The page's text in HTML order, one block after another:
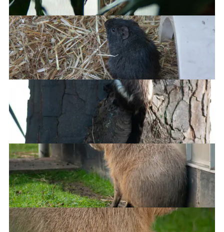
White lipped tamarin
Black tailed marmoset